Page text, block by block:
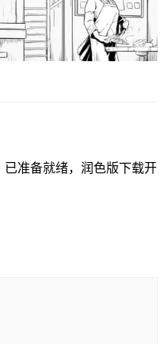
准备就绪，润色版下载开